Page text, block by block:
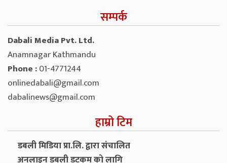
सम्पर्क
Dabali Media Pvt. Ltd.
Anamnagar Kathmandu
Phone :01-4771244
onlinedabali@gmail.com
dabalinews@gmail.com
हाम्रो टिम
डबली मिडिया प्रा.लि. द्वारा संचालित
अनलाइन डबली डटकम को लागि